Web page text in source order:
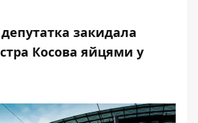
закидала
Косова яйцями у